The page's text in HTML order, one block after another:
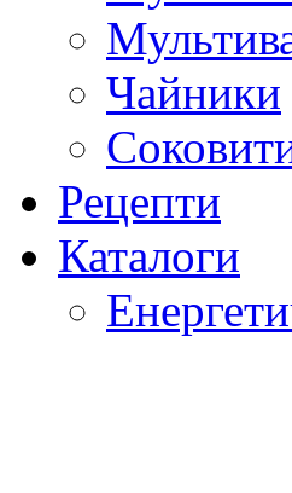
Чайники
Рецепти
Каталоги